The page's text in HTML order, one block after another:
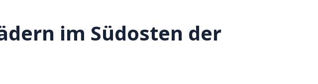
im Südosten der